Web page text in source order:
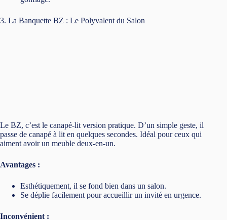
Inconvénient :
lit. Parfaite pour ceux qui aiment le look minimaliste.
Avantages :
Multifonction, elle peut s’adapter à plusieurs
La structure est souvent solide, un bon investissement à
long terme.
Inconvénient :